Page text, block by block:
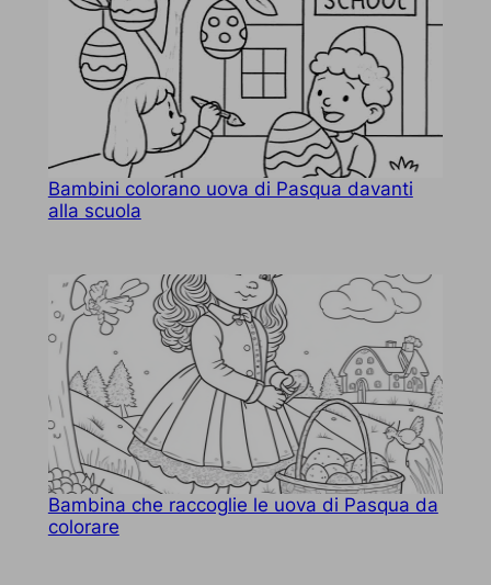
Bambini colorano uova di Pasqua davanti
alla scuola
Bambina che raccoglie le uova di Pasqua da
colorare